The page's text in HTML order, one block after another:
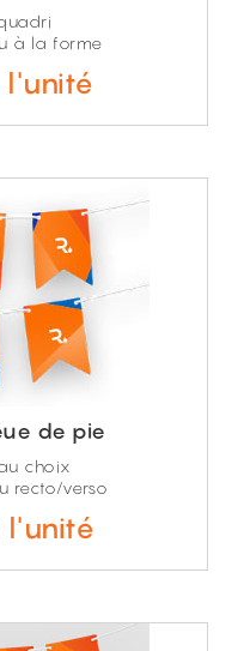
à la forme
de pie
choix
recto/verso